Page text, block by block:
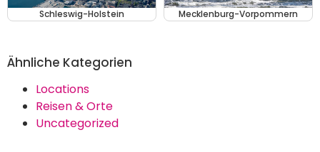
Schleswig-Holstein Mecklenburg-Vorpommern
Ähnliche Kategorien
Locations
Reisen & Orte
Uncategorized